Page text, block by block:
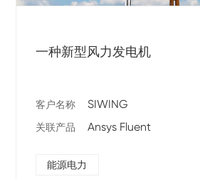
一种新型风力发电机
客户名称 SIWING
关联产品 Ansys Fluent
能源电力